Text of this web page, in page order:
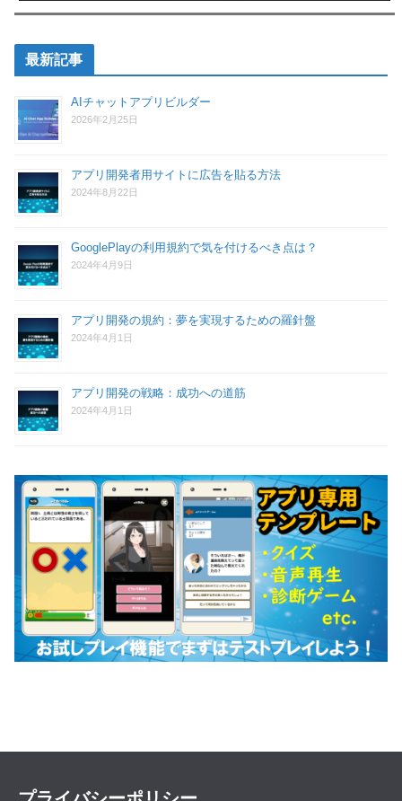
最新記事
AIチャットアプリビルダー
2026年2月25日
アプリ開発者用サイトに広告を貼る方法
2024年8月22日
GooglePlayの利用規約で気を付けるべき点は？
2024年4月9日
アプリ開発の規約：夢を実現するための羅針盤
2024年4月1日
アプリ開発の戦略：成功への道筋
2024年4月1日